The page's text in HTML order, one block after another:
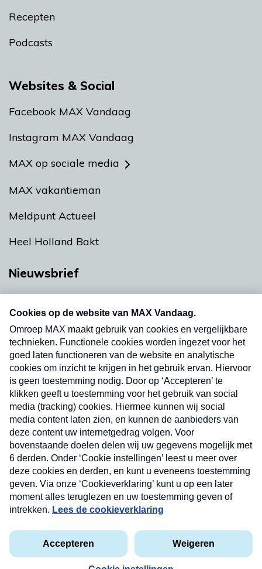
Recepten
Podcasts
Websites & Social
Facebook MAX Vandaag
Instagram MAX Vandaag
MAX op sociale media
MAX vakantieman
Meldpunt Actueel
Heel Holland Bakt
Nieuwsbrief
nieuwsbrief. Elke vrijdag- en dinsdagochtend in
uw mailbox.
Verzend
Privacyverklaring
Cookieverklaring
Kwetsbaarheid melden
Copyright © 2026 MAX Vandaag - Omroep MAX
Nieuwsbrief
Neem hier een gratis abonnement op onze
nieuwsbrief. Elke vrijdag- en dinsdagochtend in uw